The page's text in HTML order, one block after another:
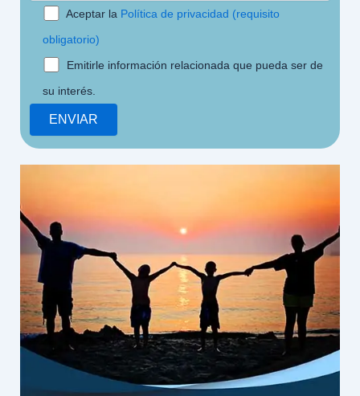
Aceptar la Política de privacidad (requisito
obligatorio)
Emitirle información relacionada que pueda ser de
su interés.